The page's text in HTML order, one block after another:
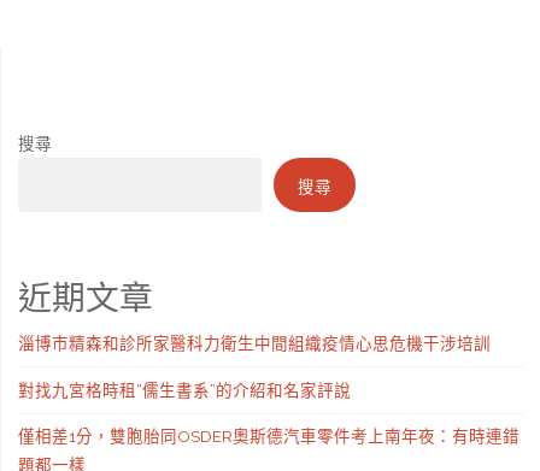
搜尋
搜尋
近期文章
淄博市精森和診所家醫科力衛生中間組織疫情心思危機干涉培訓
對找九宮格時租“儒生書系”的介紹和名家評說
僅相差1分，雙胞胎同OSDER奧斯德汽車零件考上南年夜：有時連錯
題都一樣